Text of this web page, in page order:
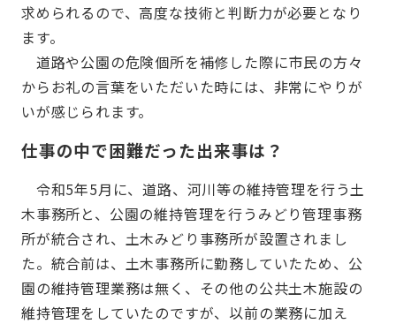
求められるので、高度な技術と判断力が必要となり
ます。
道路や公園の危険個所を補修した際に市民の方々
からお礼の言葉をいただいた時には、非常にやりが
いが感じられます。
仕事の中で困難だった出来事は？
令和5年5月に、道路、河川等の維持管理を行う土
木事務所と、公園の維持管理を行うみどり管理事務
所が統合され、土木みどり事務所が設置されまし
た。統合前は、土木事務所に勤務していたため、公
園の維持管理業務は無く、その他の公共土木施設の
維持管理をしていたのですが、以前の業務に加え